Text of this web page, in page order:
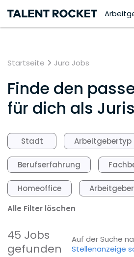
Startseite Jura Jobs
Finde den
für dich als
Stadt Arbeitgebertyp
Berufserfahrung
Homeoffice
Alle Filter löschen
45 Jobs
gefunden
Auf der Suche
Stellenanzeige